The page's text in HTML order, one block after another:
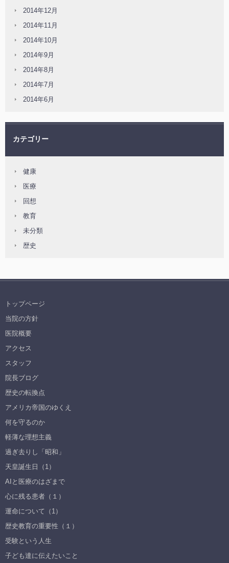
2014年12月
2014年11月
2014年10月
2014年9月
2014年8月
2014年7月
2014年6月
カテゴリー
健康
医療
回想
教育
未分類
歴史
トップページ
当院の方針
医院概要
アクセス
スタッフ
院長ブログ
歴史の転換点
アメリカ帝国のゆくえ
何を守るのか
軽薄な理想主義
過ぎ去りし「昭和」
天皇誕生日（1）
AIと医療のはざまで
心に残る患者（１）
運命について（1）
歴史教育の重要性（１）
受験という人生
子ども達に伝えたいこと